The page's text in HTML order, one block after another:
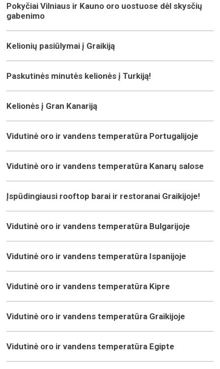
Pokyčiai Vilniaus ir Kauno oro uostuose dėl skysčių
gabenimo
Kelionių pasiūlymai į Graikiją
Paskutinės minutės kelionės į Turkiją!
Kelionės į Gran Kanariją
Vidutinė oro ir vandens temperatūra Portugalijoje
Vidutinė oro ir vandens temperatūra Kanarų salose
Įspūdingiausi rooftop barai ir restoranai Graikijoje!
Vidutinė oro ir vandens temperatūra Bulgarijoje
Vidutinė oro ir vandens temperatūra Ispanijoje
Vidutinė oro ir vandens temperatūra Kipre
Vidutinė oro ir vandens temperatūra Graikijoje
Vidutinė oro ir vandens temperatūra Egipte